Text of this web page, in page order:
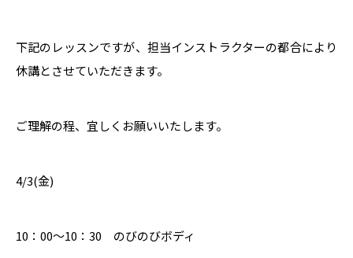
下記のレッスンですが、担当インストラクターの都合により
休講とさせていただきます。
ご理解の程、宜しくお願いいたします。
4/3(金)
10：00～10：30 のびのびボディ